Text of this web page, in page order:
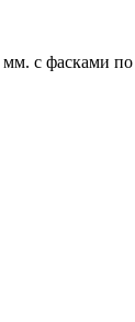
мм. с фасками